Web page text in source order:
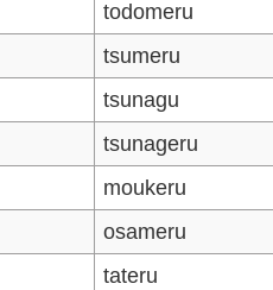
todomeru
tsumeru
tsunagu
tsunageru
moukeru
osameru
tateru